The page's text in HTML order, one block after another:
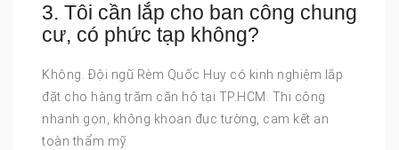
3. Tôi cần lắp cho ban công chung
cư, có phức tạp không?
Không. Đội ngũ Rèm Quốc Huy có kinh nghiệm lắp
đặt cho hàng trăm căn hộ tại TP.HCM. Thi công
nhanh gọn, không khoan đục tường, cam kết an
toàn thẩm mỹ.